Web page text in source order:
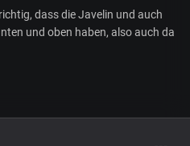
dass die Javelin und auch
und oben haben, also auch da